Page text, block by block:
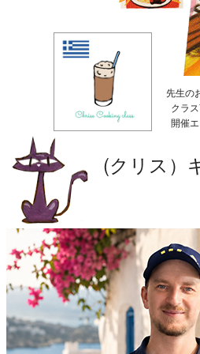
先生の
クラ
開催
(クリス）